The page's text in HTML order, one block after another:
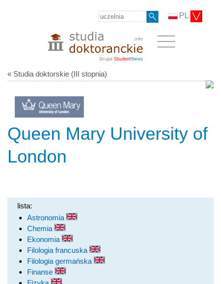
PL
« Studia doktorskie (III stopnia)
Queen Mary University of
London
lista:
Astronomia
Chemia
Ekonomia
Filologia francuska
Filologia germańska
Finanse